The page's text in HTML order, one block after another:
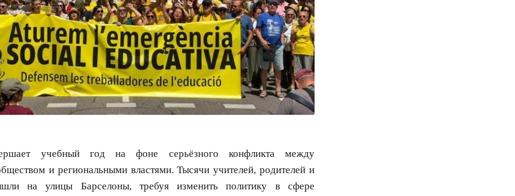
учебный год на фоне серьёзного конфликта между
и региональными властями. Тысячи учителей, родителей и
на улицы Барселоны, требуя изменить политику в сфере